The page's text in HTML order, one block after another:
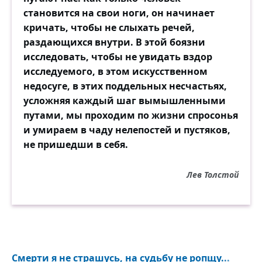
Лишь вера в тишине отрадою своей
Живит унывший дух и сердца ожиданье:
«Настанет! — говорит, — назначено
свиданье!»
А он, слепой мудрец! при гробе стонет он,
С отрадой бытия несчастный разлучён,
Надежды сладкого не внемлет он привета,
Подходит к гробу он, взывает… нет ответа.
Видали ль вы его в безмолвных тех
местах,
Где нежной Делии таится пепел милый?
становится на свои ноги, он начинает
кричать, чтобы не слыхать речей,
раздающихся внутри. В этой боязни
исследовать, чтобы не увидать вздор
исследуемого, в этом искусственном
недосуге, в этих поддельных несчастьях,
усложняя каждый шаг вымышленными
путами, мы проходим по жизни спросонья
и умираем в чаду нелепостей и пустяков,
не пришедши в себя.
Лев Толстой
Смерти я не страшусь, на судьбу не ропщу...